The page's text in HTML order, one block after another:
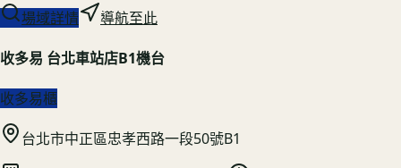
場域詳情
導航至此
收多易 台北車站店B1機台
收多易櫃
台北市中正區忠孝西路一段50號B1